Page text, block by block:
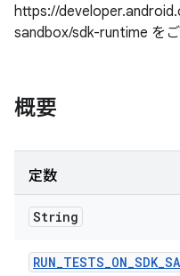
https://
sandbox/sdk-runtime をご
概要
定数
String
RUN_TESTS_ON_SDK_